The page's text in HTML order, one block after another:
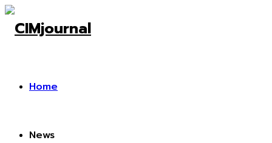
Home
News